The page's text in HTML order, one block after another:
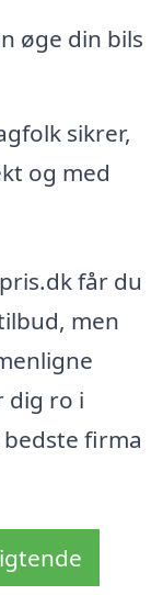
øge din bils
sikrer,
og med
får du
men
dig ro i
firma